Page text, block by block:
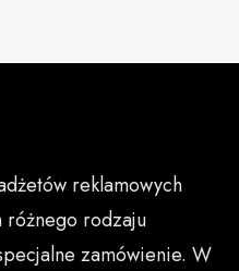
reklamowych
różnego rodzaju
zamówienie. W